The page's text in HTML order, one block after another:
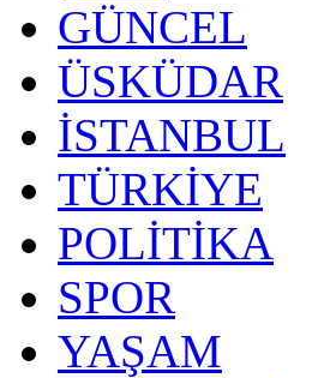
GÜNCEL
ÜSKÜDAR
İSTANBUL
TÜRKİYE
POLİTİKA
SPOR
YAŞAM